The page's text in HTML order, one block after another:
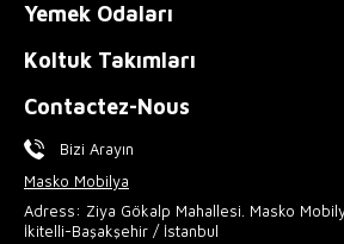
Yemek Odaları
Koltuk Takımları
Contactez-Nous
Bizi Arayın
Masko Mobilya
Adress: Ziya Gökalp Mahallesi. Masko
İkitelli-Başakşehir / İstanbul